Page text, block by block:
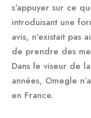
s'appuyer sur ce
introduisant une
avis, n'existait pas
de prendre des
Dans le viseur de
années, Omegle
en France.